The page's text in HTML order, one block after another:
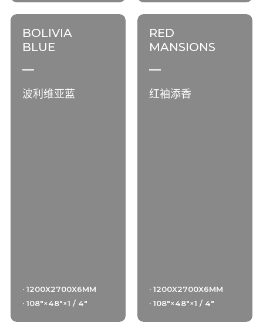
BOLIVIA
BLUE
波利维亚蓝
· 1200X2700X6MM
· 108"×48"×1 / 4"
RED
MANSIONS
红袖添香
· 1200X2700X6MM
· 108"×48"×1 / 4"